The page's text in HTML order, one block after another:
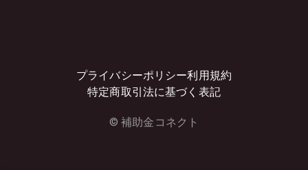
プライバシーポリシー利用規約
特定商取引法に基づく表記
© 補助金コネクト